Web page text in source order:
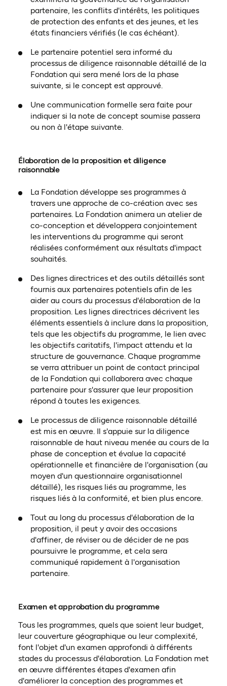
partenaire, les conflits d'intérêts, les politiques
de protection des enfants et des jeunes, et les
états financiers vérifiés (le cas échéant).
Le partenaire potentiel sera informé du
processus de diligence raisonnable détaillé de la
Fondation qui sera mené lors de la phase
suivante, si le concept est approuvé.
Une communication formelle sera faite pour
indiquer si la note de concept soumise passera
ou non à l'étape suivante.
Élaboration de la proposition et diligence
raisonnable
La Fondation développe ses programmes à
travers une approche de co-création avec ses
partenaires. La Fondation animera un atelier de
co-conception et développera conjointement
les interventions du programme qui seront
réalisées conformément aux résultats d'impact
souhaités.
Des lignes directrices et des outils détaillés sont
fournis aux partenaires potentiels afin de les
aider au cours du processus d'élaboration de la
proposition. Les lignes directrices décrivent les
éléments essentiels à inclure dans la proposition,
tels que les objectifs du programme, le lien avec
les objectifs caritatifs, l'impact attendu et la
structure de gouvernance. Chaque programme
se verra attribuer un point de contact principal
de la Fondation qui collaborera avec chaque
partenaire pour s'assurer que leur proposition
répond à toutes les exigences.
Le processus de diligence raisonnable détaillé
est mis en œuvre. Il s'appuie sur la diligence
raisonnable de haut niveau menée au cours de la
phase de conception et évalue la capacité
opérationnelle et financière de l'organisation (au
moyen d'un questionnaire organisationnel
détaillé), les risques liés au programme, les
risques liés à la conformité, et bien plus encore.
Tout au long du processus d'élaboration de la
proposition, il peut y avoir des occasions
d'affiner, de réviser ou de décider de ne pas
poursuivre le programme, et cela sera
communiqué rapidement à l'organisation
partenaire.
Examen et approbation du programme
Tous les programmes, quels que soient leur budget,
leur couverture géographique ou leur complexité,
font l'objet d'un examen approfondi à différents
stades du processus d'élaboration. La Fondation met
en œuvre différentes étapes d'examen afin
d'améliorer la conception des programmes et